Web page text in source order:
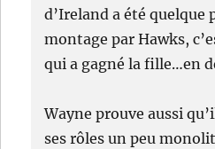
d’Ireland a été quelque
montage par Hawks,
qui a gagné la fille…en
Wayne prouve aussi
ses rôles un peu